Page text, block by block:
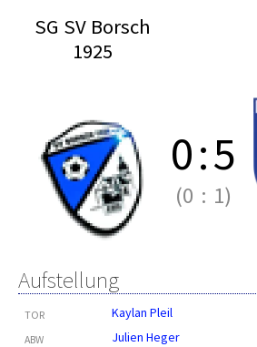
SG SV Borsch
1925
0:5
(0 : 1)
Aufstellung
TOR Kaylan Pleil
ABW
Julien Heger